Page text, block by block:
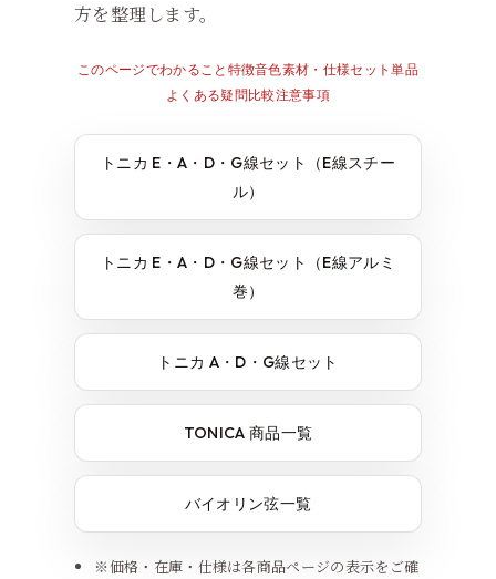
方を整理します。
このページでわかること 特徴音色素材・仕様セット単品
よくある疑問比較注意事項
トニカ E・A・D・G線セット（E線スチー
ル）
トニカ E・A・D・G線セット（E線アルミ
巻）
トニカ A・D・G線セット
TONICA 商品一覧
バイオリン弦一覧
※価格・在庫・仕様は各商品ページの表示をご確